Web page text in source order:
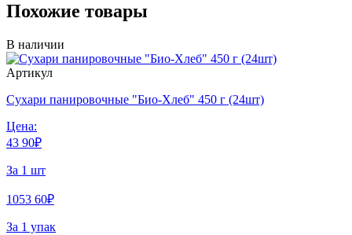
Похожие товары
В наличии
Артикул
Сухари панировочные "Био-Хлеб" 450 г (24шт)
Цена:
43 90₽
За 1 шт
1053 60₽
За 1 упак